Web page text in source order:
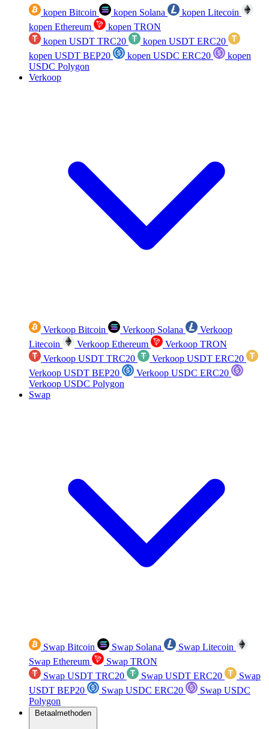
kopen Bitcoin kopen Solana
kopen Litecoin
kopen Ethereum
kopen TRON
kopen USDT TRC20
kopen USDT ERC20
kopen USDT BEP20
kopen USDC ERC20
kopen
USDC Polygon
Verkoop
Verkoop Bitcoin Verkoop Solana
Verkoop
Litecoin
Verkoop Ethereum
Verkoop TRON
Verkoop USDT TRC20
Verkoop USDT ERC20
Verkoop USDT BEP20
Verkoop USDC ERC20
Verkoop USDC Polygon
Swap
Swap Bitcoin Swap Solana
Swap Litecoin
Swap Ethereum
Swap TRON
Swap USDT TRC20
Swap USDT ERC20
Swap
USDT BEP20
Swap USDC ERC20
Swap USDC
Polygon
Betaalmethoden